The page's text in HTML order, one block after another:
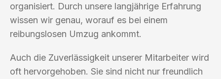
organisiert. Durch unsere langjährige Erfahrung
wissen wir genau, worauf es bei einem
reibungslosen Umzug ankommt.
Auch die Zuverlässigkeit unserer Mitarbeiter wird
oft hervorgehoben. Sie sind nicht nur freundlich